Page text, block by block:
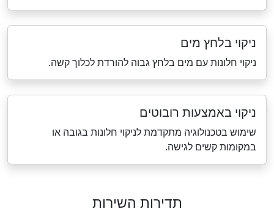
ניקוי בלחץ מים
ניקוי חלונות עם מים בלחץ גבוה להורדת לכלוך קשה.
ניקוי באמצעות רובוטים
שימוש בטכנולוגיה מתקדמת לניקוי חלונות בגובה או
במקומות קשים לגישה.
תדירות השירות